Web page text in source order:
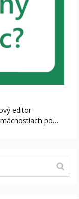
editor
po…